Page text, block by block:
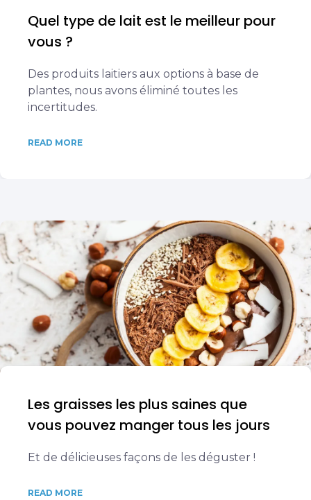
Quel type de lait est le meilleur pour
vous ?
Des produits laitiers aux options à base de
plantes, nous avons éliminé toutes les
incertitudes.
READ MORE
Les graisses les plus saines que
vous pouvez manger tous les jours
Et de délicieuses façons de les déguster !
READ MORE